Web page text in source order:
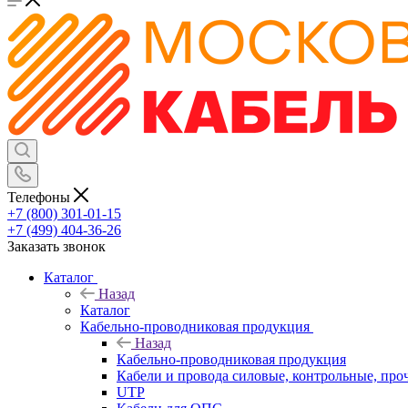
Телефоны
+7 (800) 301-01-15
+7 (499) 404-36-26
Заказать звонок
Каталог
Назад
Каталог
Кабельно-проводниковая продукция
Назад
Кабельно-проводниковая продукция
Кабели и провода силовые, контрольные,
UTP